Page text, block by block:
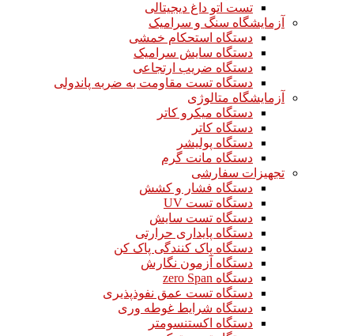
تست اتو داغ دیجیتالی
آزمایشگاه سنگ و سرامیک
دستگاه استحکام خمشی
دستگاه سایش سرامیک
دستگاه ضریب ارتجاعی
دستگاه تست مقاومت به ضربه پاندولی
آزمایشگاه متالوژی
دستگاه میکرو کاتر
دستگاه کاتر
دستگاه پولیشر
دستگاه مانت گرم
تجهیزات سفارشی
دستگاه فشار و کشش
دستگاه تست UV
دستگاه تست سایش
دستگاه پایداری حرارتی
دستگاه پاک کنندگی پاک کن
دستگاه آزمون نگارش
دستگاه zero Span
دستگاه تست عمق نفوذپذیری
دستگاه شرایط غوطه وری
دستگاه اکستنسومتر